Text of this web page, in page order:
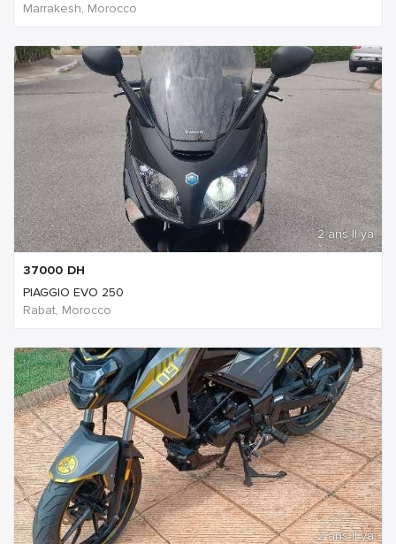
Marrakesh, Morocco
2 ans Il ya
37000 DH
PIAGGIO EVO 250
Rabat, Morocco
2 ans Il ya